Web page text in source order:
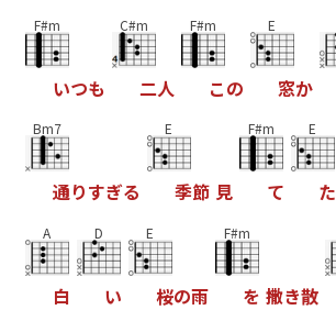
F#m
いつも
C#m
二人
F#m
この
E
窓か
Bm7
通りすぎる
E
季節 見
F#m
て
E
た
A
白
D
い
E
桜の雨
F#m
を 撒き散